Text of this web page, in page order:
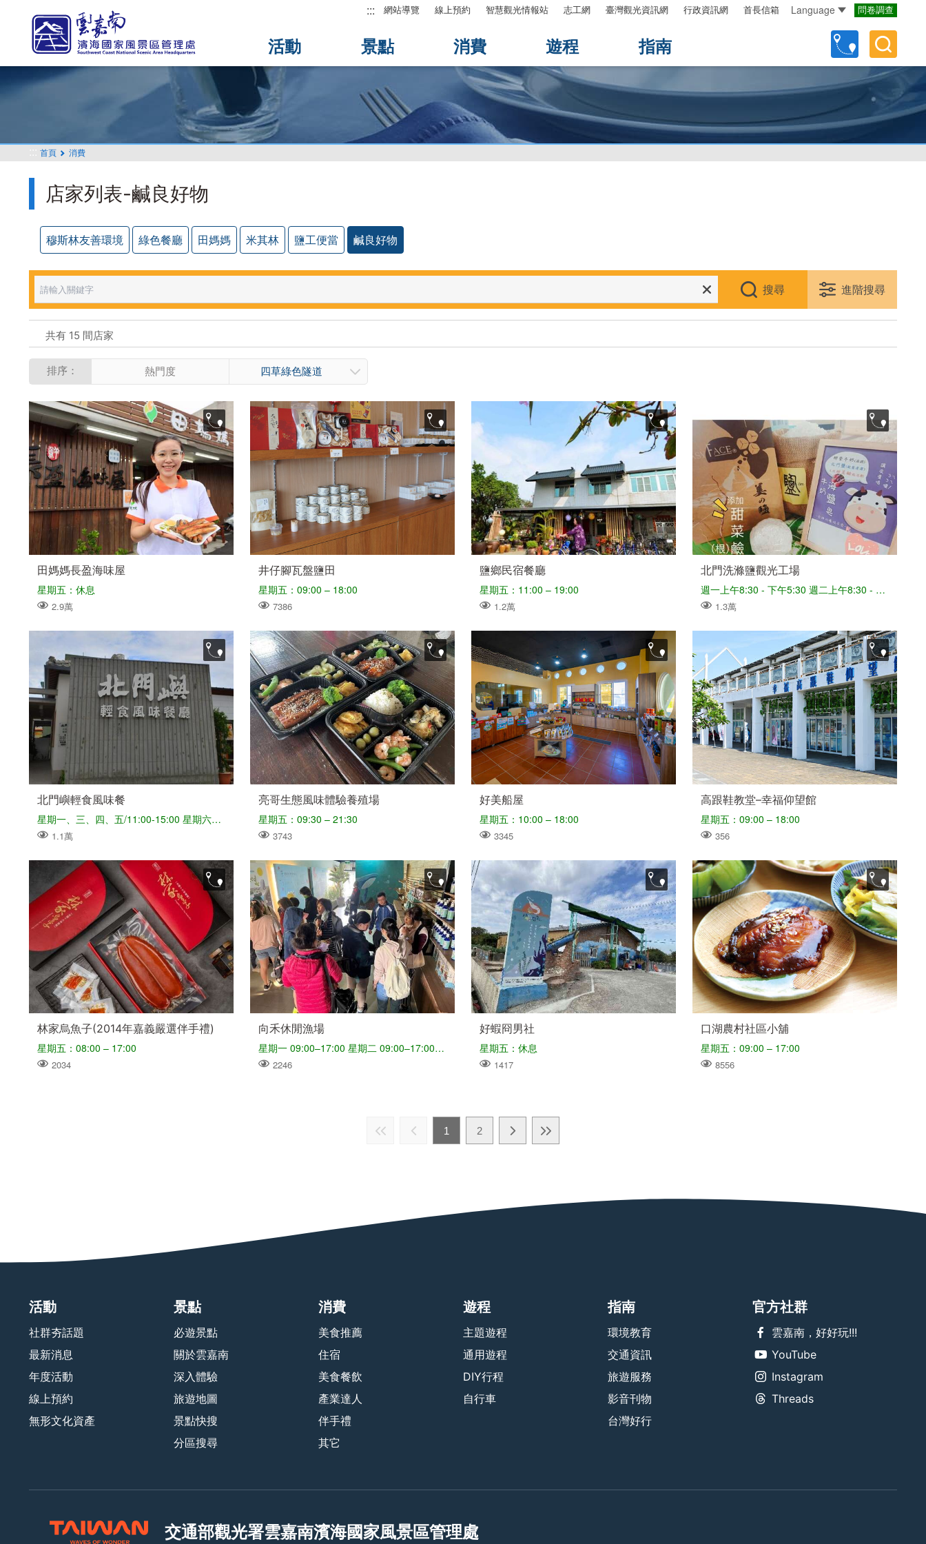
::: 網站導覽 線上預約 智慧觀光情報站 志工網 臺灣觀光資訊網 行政資訊網 首長信箱 Language 問卷調查
活動 景點 消費 遊程 指南
::: 首頁 消費
店家列表-鹹良好物
穆斯林友善環境 綠色餐廳 田媽媽 米其林 鹽工便當 鹹良好物
搜尋 進階搜尋
共有 15 間店家
排序： 熱門度 四草綠色隧道
田媽媽長盈海味屋
星期五：休息
2.9萬
井仔腳瓦盤鹽田
星期五：09:00 – 18:00
7386
鹽鄉民宿餐廳
星期五：11:00 – 19:00
1.2萬
北門洗滌鹽觀光工場
週一上午8:30 - 下午5:30 週二上午8:30 - 下午5:30 週三上午8:30 - 下午5:30 週四上午8:30 - 下午5:30 週五上午8:30 - 下午5:30 週六上午8:30 - 下午5:30 週日上午8:30 - 下午5:30
1.3萬
北門嶼輕食風味餐
星期一、三、四、五/11:00-15:00 星期六、日/11:00-20:00 星期二公休（暑假及連假彈性調整營業時間）
1.1萬
亮哥生態風味體驗養殖場
星期五：09:30 – 21:30
3743
好美船屋
星期五：10:00 – 18:00
3345
高跟鞋教堂–幸福仰望館
星期五：09:00 – 18:00
356
林家烏魚子(2014年嘉義嚴選伴手禮)
星期五：08:00 – 17:00
2034
向禾休閒漁場
星期一 09:00–17:00 星期二 09:00–17:00 星期三 09:00–17:00 星期四 09:00–17:00 星期五 09:00–17:00 星期六 09:00–17:00 星期日 09:00–17:00
2246
好蝦冏男社
星期五：休息
1417
口湖農村社區小舖
星期五：09:00 – 17:00
8556
1 2
活動
社群夯話題
最新消息
年度活動
線上預約
無形文化資產
景點
必遊景點
關於雲嘉南
深入體驗
旅遊地圖
景點快搜
分區搜尋
消費
美食推薦
住宿
美食餐飲
產業達人
伴手禮
其它
遊程
主題遊程
通用遊程
DIY行程
自行車
指南
環境教育
交通資訊
旅遊服務
影音刊物
台灣好行
官方社群
雲嘉南，好好玩!!!
YouTube
Instagram
Threads
交通部觀光署雲嘉南濱海國家風景區管理處